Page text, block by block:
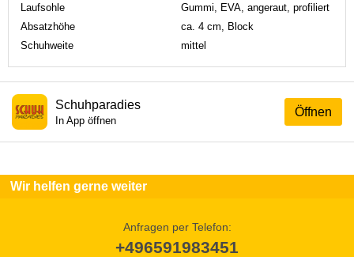
Laufsohle
Gummi, EVA, angeraut, profiliert
Absatzhöhe
ca. 4 cm, Block
Schuhweite
mittel
Öffnen
Schuhparadies
In App öffnen
Wir helfen gerne weiter
Anfragen per Telefon:
+496591983451